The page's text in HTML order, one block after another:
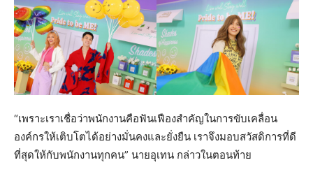
“เพราะเราเชื่อว่าพนักงานคือฟันเฟืองสำคัญในการขับเคลื่อน
องค์กรให้เติบโตได้อย่างมั่นคงและยั่งยืน เราจึงมอบสวัสดิการที่ดี
ที่สุดให้กับพนักงานทุกคน” นายอุเทน กล่าวในตอนท้าย